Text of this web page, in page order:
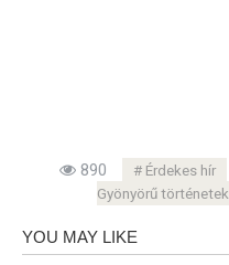
890 Érdekes hír
Gyönyörű történetek